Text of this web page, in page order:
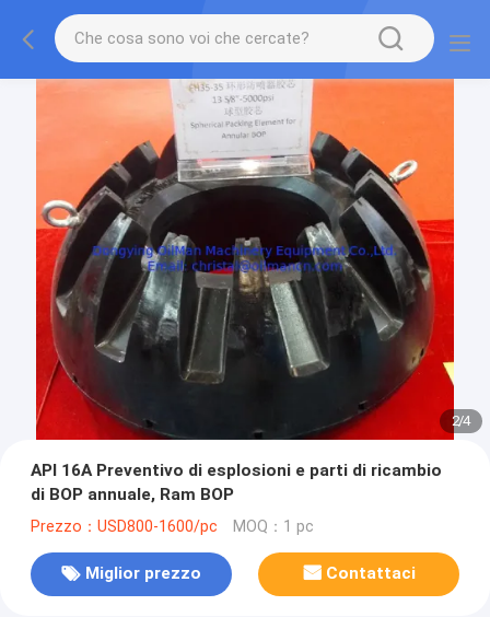
2/4
API 16A Preventivo di esplosioni e parti di ricambio
di BOP annuale, Ram BOP
Prezzo：USD800-1600/pc MOQ：1 pc
Miglior prezzo Contattaci